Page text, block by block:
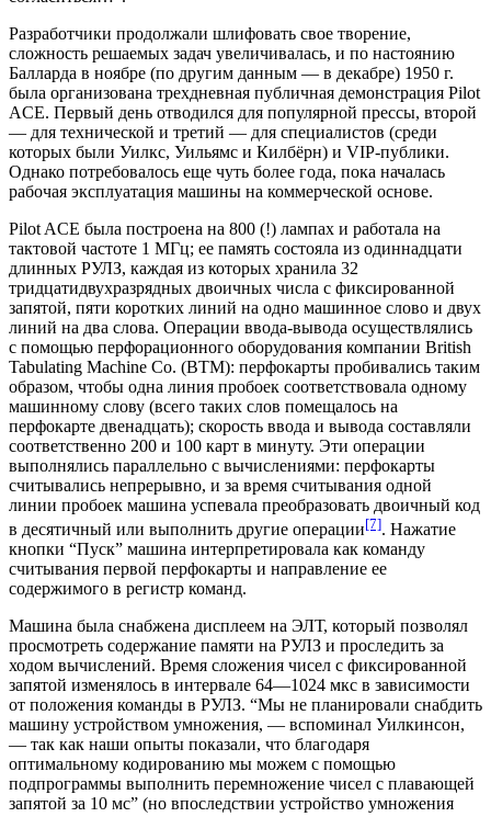
Разработчики продолжали шлифовать свое творение,
сложность решаемых задач увеличивалась, и по настоянию
Балларда в ноябре (по другим данным — в декабре) 1950 г.
была организована трехдневная публичная демонстрация Pilot
ACE. Первый день отводился для популярной прессы, второй
— для технической и третий — для специалистов (среди
которых были Уилкс, Уильямс и Килбёрн) и VIP-публики.
Однако потребовалось еще чуть более года, пока началась
рабочая эксплуатация машины на коммерческой основе.
Pilot ACE была построена на 800 (!) лампах и работала на
тактовой частоте 1 MГц; ее память состояла из одиннадцати
длинных РУЛЗ, каждая из которых хранила 32
тридцатидвухразрядных двоичных числа с фиксированной
запятой, пяти коротких линий на одно машинное слово и двух
линий на два слова. Операции ввода-вывода осуществлялись
с помощью перфорационного оборудования компании British
Tabulating Machine Co. (BTM): перфокарты пробивались таким
образом, чтобы одна линия пробоек соответствовала одному
машинному слову (всего таких слов помещалось на
перфокарте двенадцать); скорость ввода и вывода составляли
соответственно 200 и 100 карт в минуту. Эти операции
выполнялись параллельно с вычислениями: перфокарты
считывались непрерывно, и за время считывания одной
линии пробоек машина успевала преобразовать двоичный код
в десятичный или выполнить другие операции[7]. Нажатие
кнопки “Пуск” машина интерпретировала как команду
считывания первой перфокарты и направление ее
содержимого в регистр команд.
Машина была снабжена дисплеем на ЭЛТ, который позволял
просмотреть содержание памяти на РУЛЗ и проследить за
ходом вычислений. Время сложения чисел с фиксированной
запятой изменялось в интервале 64—1024 мкс в зависимости
от положения команды в РУЛЗ. “Мы не планировали снабдить
машину устройством умножения, — вспоминал Уилкинсон,
— так как наши опыты показали, что благодаря
оптимальному кодированию мы можем с помощью
подпрограммы выполнить перемножение чисел с плавающей
запятой за 10 мс” (но впоследствии устройство умножения